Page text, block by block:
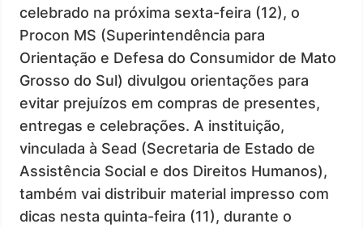
celebrado na próxima sexta-feira (12), o
Procon MS (Superintendência para
Orientação e Defesa do Consumidor de Mato
Grosso do Sul) divulgou orientações para
evitar prejuízos em compras de presentes,
entregas e celebrações. A instituição,
vinculada à Sead (Secretaria de Estado de
Assistência Social e dos Direitos Humanos),
também vai distribuir material impresso com
dicas nesta quinta-feira (11), durante o